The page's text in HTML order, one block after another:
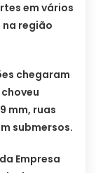
em vários
região
chegaram
mm, ruas
submersos.
Empresa